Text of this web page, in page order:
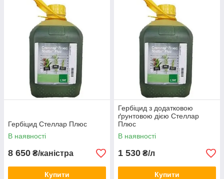
Гербіцид Стеллар Плюс
В наявності
8 650 ₴/каністра
Купити
Гербіцид з додатковою
ґрунтовою дією Стеллар
Плюс
В наявності
1 530 ₴/л
Купити